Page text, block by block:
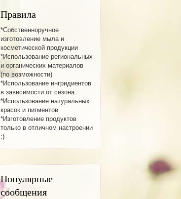
Правила
*Собственноручное
изготовление мылa и
косметической продукции
*Использование региональных
и органических материалов
(по возможности)
*Использование ингридиентов
в зависимости от сезона
*Использование натуральных
красок и пигментов
*Изготовление продуктов
только в отличном настроении
:)
Популярные
сообщения